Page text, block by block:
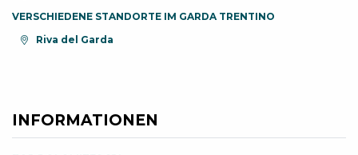
VERSCHIEDENE STANDORTE IM GARDA TRENTINO
aria.location:
Riva del Garda
INFORMATIONEN